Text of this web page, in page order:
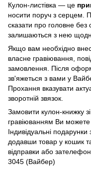
Кулон-листівка — це
носити поруч з серцем.
сказати про головне
залишаються з нею
Якщо вам необхідно
власне гравіювання,
замовлення. Після
зв'яжеться з вами у
Прохання вказувати
зворотній звязок.
Замовити кулон-книжку
гравіюванням Ви
Індивідуальні
додавши товар у кошик
відправки або
3045 (Вайбер)